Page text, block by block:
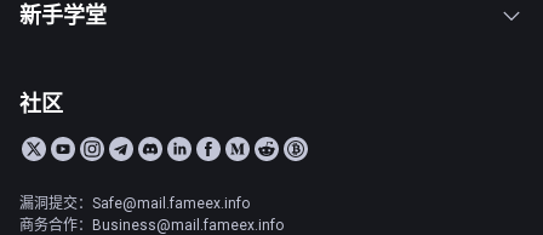
新手学堂
社区
漏洞提交：Safe@mail.fameex.info
商务合作：Business@mail.fameex.info